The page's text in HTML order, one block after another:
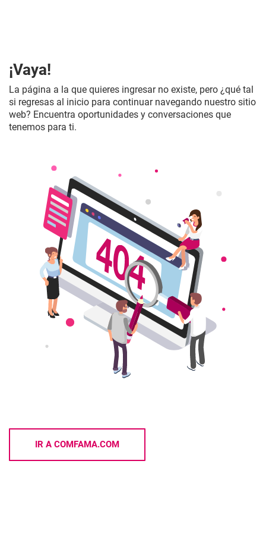
¡Vaya!
La página a la que quieres ingresar no existe, pero ¿qué tal
si regresas al inicio para continuar navegando nuestro sitio
web? Encuentra oportunidades y conversaciones que
tenemos para ti.
IR A COMFAMA.COM